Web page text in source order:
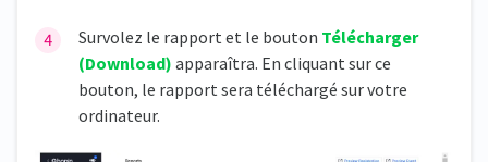
Survolez le rapport et le bouton Télécharger
(Download) apparaîtra. En cliquant sur ce
bouton, le rapport sera téléchargé sur votre
ordinateur.